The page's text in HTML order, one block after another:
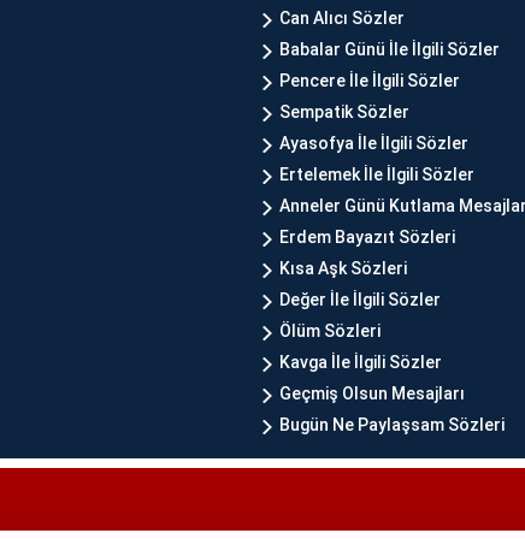
Can Alıcı Sözler
Babalar Günü İle İlgili Sözler
Pencere İle İlgili Sözler
Sempatik Sözler
Ayasofya İle İlgili Sözler
Ertelemek İle İlgili Sözler
Anneler Günü Kutlama
Erdem Bayazıt Sözleri
Kısa Aşk Sözleri
Değer İle İlgili Sözler
Ölüm Sözleri
Kavga İle İlgili Sözler
Geçmiş Olsun Mesajları
Bugün Ne Paylaşsam Sözleri